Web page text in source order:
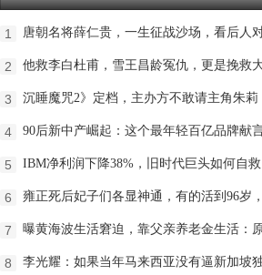
1 唐朝名将薛仁贵，一生征战沙场，看后人
2 他救李白杜甫，雪王昌龄冤仇，更是挽救
3 沉睡魔咒2》定档，主办方不敢请主角朱莉
4 90后新中产崛起：这个最年轻百亿品牌献
5 IBM净利润下降38%，旧时代巨头如何自救
6 雍正死后妃子们各显神通，有的活到96岁
7 曝黄海波生活窘迫，靠父亲养老金生活：
8 李光耀：如果当年马来西亚没有逼新加坡